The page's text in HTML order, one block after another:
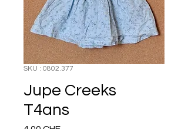
SKU : 0802.377
Jupe Creeks
T4ans